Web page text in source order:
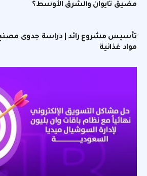
مضيق تايوان والشرق الأوسط؟
تأسيس مشروع رائد | دراسة جدوى
مواد غذائية